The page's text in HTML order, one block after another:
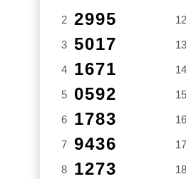
2 2995
3 5017
4 1671
5 0592
6 1783
7 9436
8 1273
12
13
14
15
16
17
18